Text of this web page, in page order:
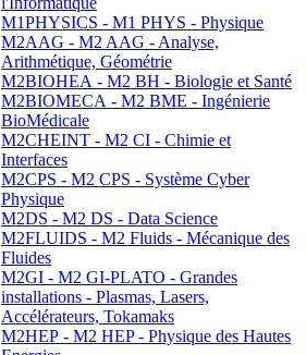
M1PHYSICS - M1 PHYS - Physique
M2AAG - M2 AAG - Analyse,
Arithmétique, Géométrie
M2BIOHEA - M2 BH - Biologie et Santé
M2BIOMECA - M2 BME - Ingénierie
BioMédicale
M2CHEINT - M2 CI - Chimie et
Interfaces
M2CPS - M2 CPS - Système Cyber
Physique
M2DS - M2 DS - Data Science
M2FLUIDS - M2 Fluids - Mécanique des
Fluides
M2GI - M2 GI-PLATO - Grandes
installations - Plasmas, Lasers,
Accélérateurs, Tokamaks
M2HEP - M2 HEP - Physique des Hautes